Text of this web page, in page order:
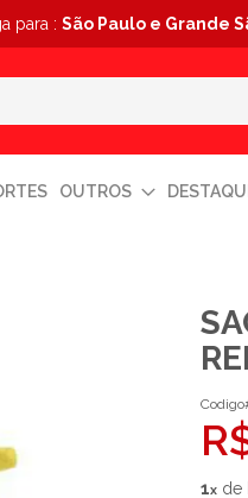
para : São Paulo e Grande
OUTROS
Codigo
1 de